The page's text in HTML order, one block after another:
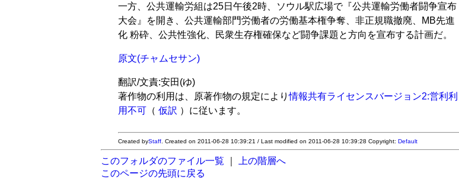
一方、公共運輸労組は25日午後2時、ソウル駅広場で『公共運輸労働者闘争宣布
大会』を開き、公共運輸部門労働者の労働基本権争奪、非正規職撤廃、MB先進
化 粉砕、公共性強化、民衆生存権確保など闘争課題と方向を宣布する計画だ。
原文(チャムセサン)
翻訳/文責:安田(ゆ)
著作物の利用は、原著作物の規定により情報共有ライセンスバージョン2:営利利
用不可 （仮訳 ）に従います。
Created byStaff . Created on 2011-06-28 10:39:21 / Last modified on 2011-06-28 10:39:28 Copyright:Default
このフォルダのファイル一覧
上の階層へ
このページの先頭に戻る